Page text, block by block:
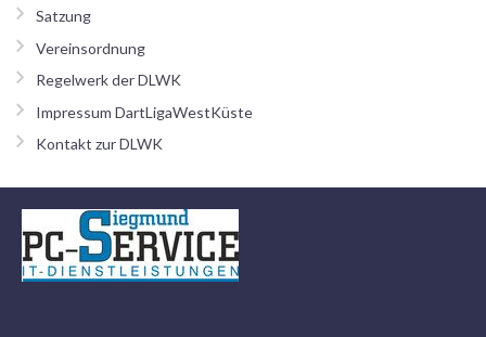
Satzung
Vereinsordnung
Regelwerk der DLWK
Impressum DartLigaWestKüste
Kontakt zur DLWK